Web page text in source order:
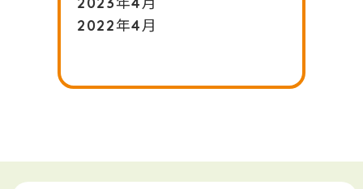
2022年4月